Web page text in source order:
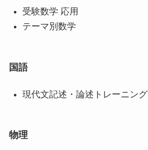
受験数学 応用
テーマ別数学
国語
現代文記述・論述トレーニング
物理